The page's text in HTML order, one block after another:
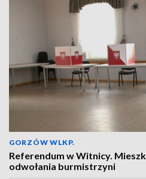
GORZÓW WLKP.
Referendum w Witnicy.
odwołania burmistrzyni